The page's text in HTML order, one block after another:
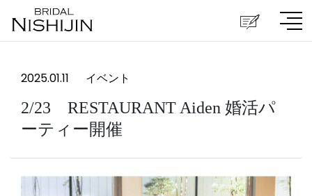
2025.01.11 イベント
2/23 RESTAURANT Aiden 婚活パ
ーティー開催